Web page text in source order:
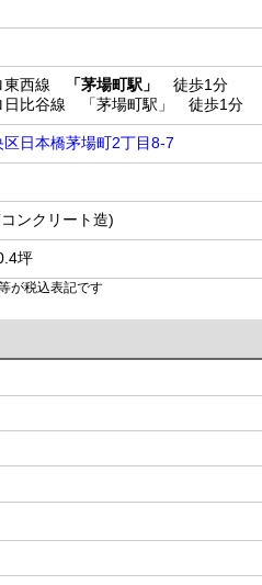
東西線 「茅場町駅」
徒歩1分
日比谷線 「茅場町駅」 徒歩1分
区日本橋茅場町2丁目8-7
ンクリート造)
坪
が税込表記です